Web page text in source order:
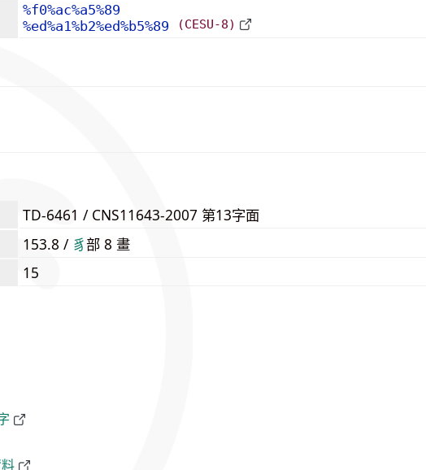
%f0%ac%a5%89
%ed%a1%b2%ed%b5%89
(CESU-8)
TD-6461 / CNS11643-2007 第13字面
153.8 / ⾘部 8 畫
15